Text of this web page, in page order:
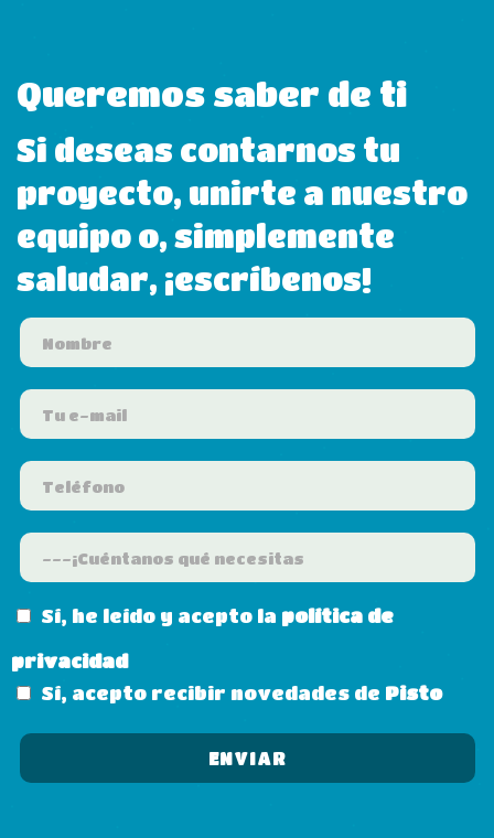
Queremos saber de ti
Si deseas contarnos tu
proyecto, unirte a nuestro
equipo o, simplemente
saludar, ¡escríbenos!
Sí, he leído y acepto la política de
privacidad
Sí, acepto recibir novedades de Pisto